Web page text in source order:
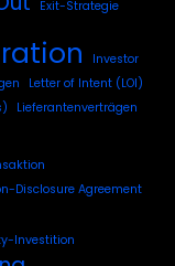
Exit-Strategie
Investor
Letter of Intent (LOI)
Lieferantenverträgen
Disclosure Agreement
Investition